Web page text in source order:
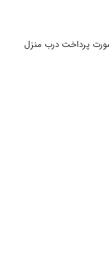
پرداخت درب منزل